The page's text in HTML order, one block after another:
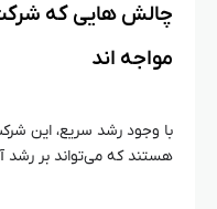
چالش‌ هایی که
مواجه‌ اند
با وجود رشد سریع، این
هستند که می‌تواند بر رشد